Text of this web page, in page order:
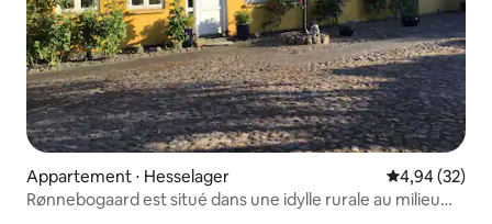
Appartement ⋅ Hesselager Évaluation
4,94 (32)
Rønnebogaard est situé dans une idylle rurale au milieu